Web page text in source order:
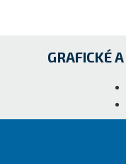
GRAFICKÉ